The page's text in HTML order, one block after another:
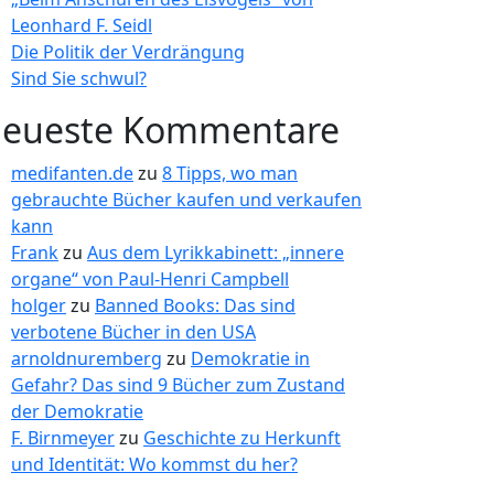
Leonhard F. Seidl
Die Politik der Verdrängung
Sind Sie schwul?
Kommentare
medifanten.dezu 8 Tipps, wo man
gebrauchte Bücher kaufen und verkaufen
kann
Frankzu Aus dem Lyrikkabinett: „innere
organe“ von Paul-Henri Campbell
holgerzu Banned Books: Das sind
verbotene Bücher in den USA
arnoldnuremberg zu Demokratie in
Gefahr? Das sind 9 Bücher zum Zustand
der Demokratie
F. Birnmeyerzu Geschichte zu Herkunft
und Identität: Wo kommst du her?